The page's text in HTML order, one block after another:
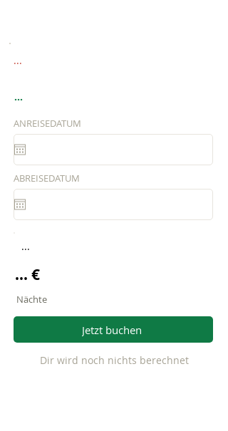
...
...
ANREISEDATUM
ABREISEDATUM
...
... €
Nächte
Jetzt buchen
Dir wird noch nichts berechnet